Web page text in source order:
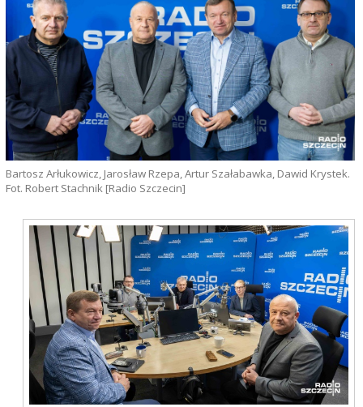
Bartosz Arłukowicz, Jarosław Rzepa, Artur Szałabawka, Dawid Krystek.
Fot. Robert Stachnik [Radio Szczecin]